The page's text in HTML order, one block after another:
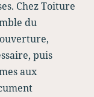
Chez Toiture
du
puis
aux